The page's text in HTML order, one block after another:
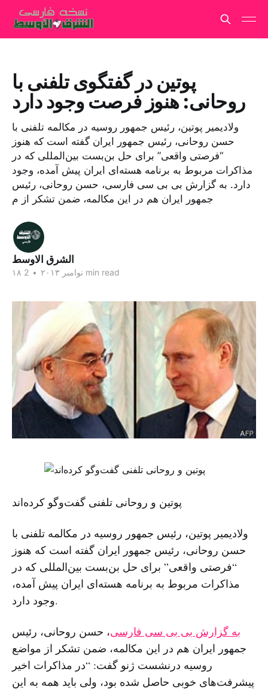
پوتین در گفتگوی تلفنی با
روحانی: هنوز فرصت وجود دارد
ولادیمیر پوتین، رئیس جمهور روسیه در مکالمه تلفنی با
حسن روحانی، رئیس جمهور ایران گفته است که هنوز
“فرصتی واقعی” برای حل بن‌بست بین‌المللی که در
مذاکرات مربوط به برنامه هسته‌ای ایران پیش آمده، وجود
دارد. به گزارش بی بی سی فارسی، حسن روحانی، رئیس
جمهور ایران هم در این مکالمه، ضمن تشکر از م
الشرق الاوسط
۱۸ نوامبر ۲۰۱۳ • 2 min read
پوتین و روحانی تلفنی گفت‌و‌گو کرده‌اند
ولادیمیر پوتین، رئیس جمهور روسیه در مکالمه تلفنی با
حسن روحانی، رئیس جمهور ایران گفته است که هنوز
“فرصتی واقعی” برای حل بن‌بست بین‌المللی که در
مذاکرات مربوط به برنامه هسته‌ای ایران پیش آمده،
وجود دارد.
به گزارش بی بی سی فارسی، حسن روحانی، رئیس
جمهور ایران هم در این مکالمه، ضمن تشکر از مواضع
روسیه درنشست ژنو گفت: “در مذاکرات اخیر
پیشرفت‌های خوبی حاصل شده بود، ولی باید همه به این